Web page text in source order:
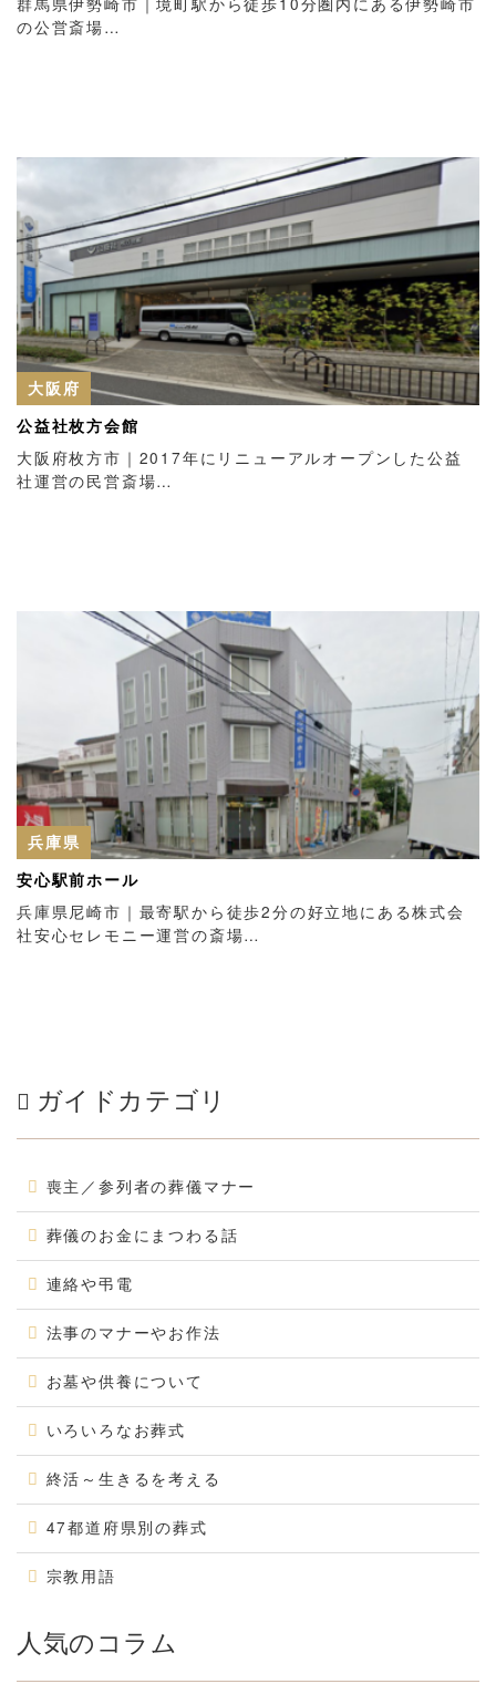
の公営斎場…
大阪府
公益社枚方会館
大阪府枚方市｜2017年にリニューアルオープンした公益
社運営の民営斎場…
兵庫県
安心駅前ホール
兵庫県尼崎市｜最寄駅から徒歩2分の好立地にある株式会
社安心セレモニー運営の斎場…
ガイドカテゴリ
喪主／参列者の葬儀マナー
葬儀のお金にまつわる話
連絡や弔電
法事のマナーやお作法
お墓や供養について
いろいろなお葬式
終活～生きるを考える
47都道府県別の葬式
宗教用語
人気のコラム